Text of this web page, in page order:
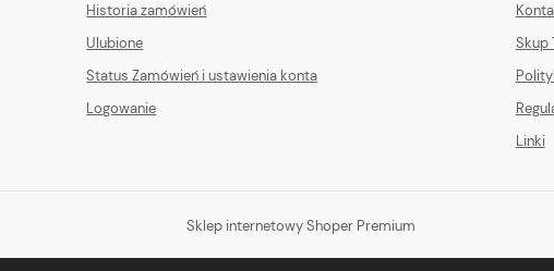
Historia zamówień
Ulubione
Status Zamówień i ustawienia konta
Logowanie
Skup
Linki
Sklep internetowy Shoper Premium